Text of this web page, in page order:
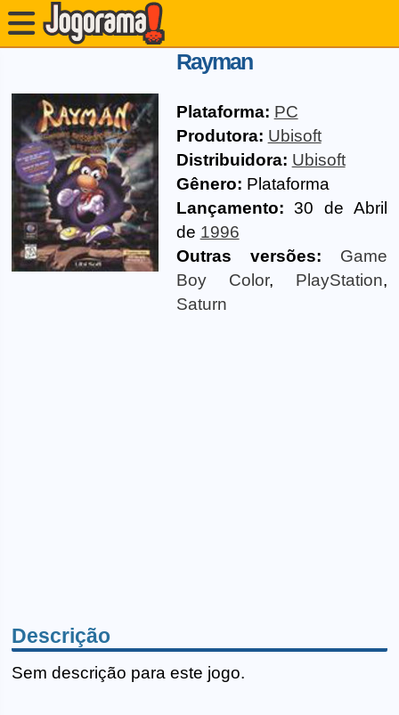
Rayman
Plataforma: PC
Produtora: Ubisoft
Distribuidora: Ubisoft
Gênero: Plataforma
Lançamento: 30 de Abril
de 1996
Outras versões:
Game
Boy Color, PlayStation,
Saturn
Descrição
Sem descrição para este jogo.